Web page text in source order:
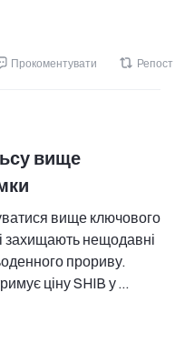
Прокоментувати Репост
вище
вище ключового
захищають нещодавні
прориву.
ціну SHIB у
сильним, оскільки